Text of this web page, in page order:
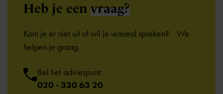
Heb je een vraag?
Kom je er niet uit of wil je iemand spreken? We
helpen je graag.
Bel het adviespunt:
020 - 330 63 20